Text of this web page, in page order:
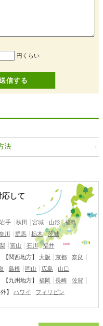
円くらい
法
して
岩手 秋田 宮城 山形
福島
川 群馬 栃木
茨城
富山 石川
福井
【関西地方】 大阪 京都
奈良
島根 岡山 広島
山口
【九州地方】 福岡 長崎
佐賀
】 ハワイ フィリピン